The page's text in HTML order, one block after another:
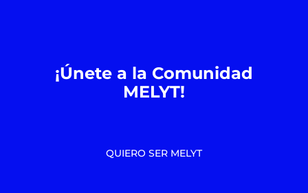
¡Únete a la Comunidad
MELYT!
QUIERO SER MELYT